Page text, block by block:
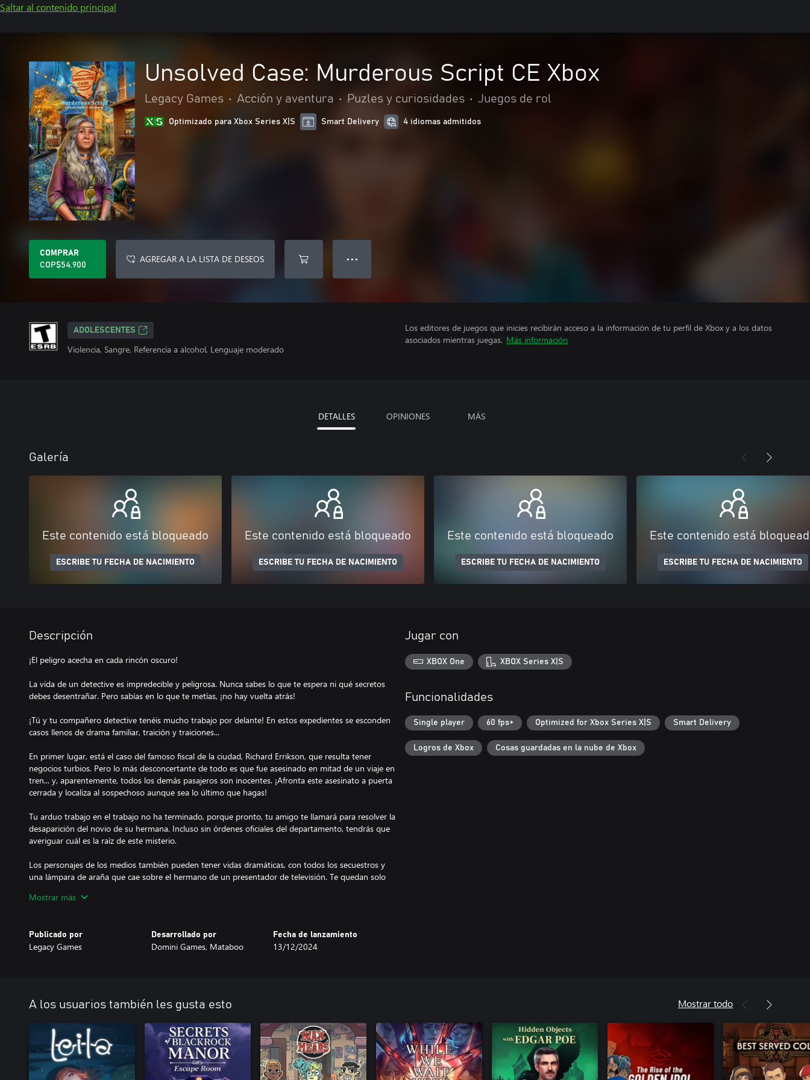
Saltar al contenido principal
Unsolved Case: Murderous Script CE Xbox
Legacy Games • Acción y aventura • Puzles y curiosidades • Juegos de rol
Optimizado para Xbox Series X|S Smart Delivery 4 idiomas admitidos
COMPRAR
COP$54.900
AGREGAR A LA LISTA DE DESEOS ● ● ●
ADOLESCENTES
Violencia, Sangre, Referencia a alcohol, Lenguaje moderado
Los editores de juegos que inicies recibirán acceso a la información de tu perfil de Xbox y a los datos
asociados mientras juegas. Más información
DETALLES OPINIONES MÁS
Galería
Este contenido está bloqueado
ESCRIBE TU FECHA DE NACIMIENTO
Este contenido está bloqueado
ESCRIBE TU FECHA DE NACIMIENTO
Este contenido está bloqueado
ESCRIBE TU FECHA DE NACIMIENTO
Este contenido está
ESCRIBE TU FECHA DE NACIMIENTO
Descripción
¡El peligro acecha en cada rincón oscuro!
La vida de un detective es impredecible y peligrosa. Nunca sabes lo que te espera ni qué secretos
debes desentrañar. Pero sabías en lo que te metías, ¡no hay vuelta atrás!
¡Tú y tu compañero detective tenéis mucho trabajo por delante! En estos expedientes se esconden
casos llenos de drama familiar, traición y traiciones...
En primer lugar, está el caso del famoso fiscal de la ciudad, Richard Errikson, que resulta tener
negocios turbios. Pero lo más desconcertante de todo es que fue asesinado en mitad de un viaje en
tren... y, aparentemente, todos los demás pasajeros son inocentes. ¡Afronta este asesinato a puerta
cerrada y localiza al sospechoso aunque sea lo último que hagas!
Tu arduo trabajo en el trabajo no ha terminado, porque pronto, tu amigo te llamará para resolver la
desaparición del novio de su hermana. Incluso sin órdenes oficiales del departamento, tendrás que
averiguar cuál es la raíz de este misterio.
Los personajes de los medios también pueden tener vidas dramáticas, con todos los secuestros y
una lámpara de araña que cae sobre el hermano de un presentador de televisión. Te quedan solo
drama de Hollywood continúa en el capítulo adicional de la Edición de Coleccionista, cuando una
¿Tienes el coraje y la curiosidad para descubrir la verdad? ¿Puedes ser más astuto que todos los
oponentes dignos?
Mostrar más
Publicado por
Legacy Games
Desarrollado por
Domini Games, Mataboo
Fecha de lanzamiento
13/12/2024
Jugar con
XBOX One XBOX Series X|S
Funcionalidades
Single player 60 fps+ Optimized for Xbox Series X|S Smart Delivery
Logros de Xbox Cosas guardadas en la nube de Xbox
A los usuarios también les gusta esto Mostrar todo